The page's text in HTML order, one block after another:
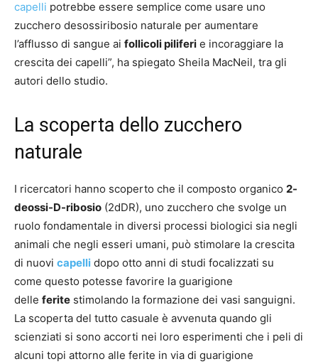
capelli potrebbe essere semplice come usare uno
zucchero desossiribosio naturale per aumentare
l’afflusso di sangue ai follicoli piliferi e incoraggiare la
crescita dei capelli”, ha spiegato Sheila MacNeil, tra gli
autori dello studio.
La scoperta dello zucchero
naturale
I ricercatori hanno scoperto che il composto organico 2-
deossi-D-ribosio (2dDR), uno zucchero che svolge un
ruolo fondamentale in diversi processi biologici sia negli
animali che negli esseri umani, può stimolare la crescita
di nuovi capelli dopo otto anni di studi focalizzati su
come questo potesse favorire la guarigione
delle ferite stimolando la formazione dei vasi sanguigni.
La scoperta del tutto casuale è avvenuta quando gli
scienziati si sono accorti nei loro esperimenti che i peli di
alcuni topi attorno alle ferite in via di guarigione